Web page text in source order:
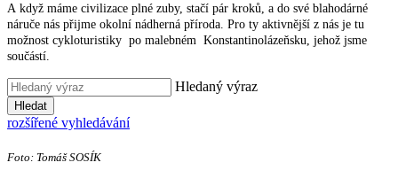
A když máme civilizace plné zuby, stačí pár kroků, a do své blahodárné
náruče nás přijme okolní nádherná příroda. Pro ty aktivnější z nás je tu
možnost cykloturistiky po malebném Konstantinolázeňsku, jehož jsme
součástí.
Hledaný výraz
Hledat
rozšířené vyhledávání
Foto: Tomáš SOSÍK